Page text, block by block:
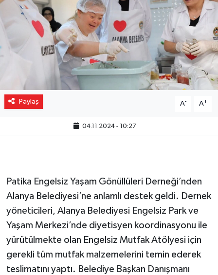
Paylaş A- A+
04.11.2024 - 10:27
Patika Engelsiz Yaşam Gönüllüleri Derneği’nden
Alanya Belediyesi’ne anlamlı destek geldi. Dernek
yöneticileri, Alanya Belediyesi Engelsiz Park ve
Yaşam Merkezi’nde diyetisyen koordinasyonu ile
yürütülmekte olan Engelsiz Mutfak Atölyesi için
gerekli tüm mutfak malzemelerini temin ederek
teslimatını yaptı. Belediye Başkan Danışmanı
Politika